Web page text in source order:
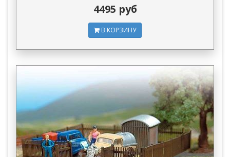
4495 руб
В КОРЗИНУ